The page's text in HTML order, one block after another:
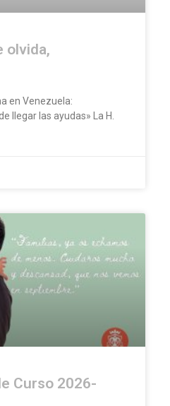
olvida,
en Venezuela:
llegar las ayudas» La H.
Curso 2026-